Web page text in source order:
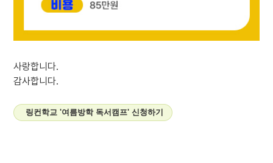
사랑합니다.
감사합니다.
링컨학교 '여름방학 독서캠프' 신청하기